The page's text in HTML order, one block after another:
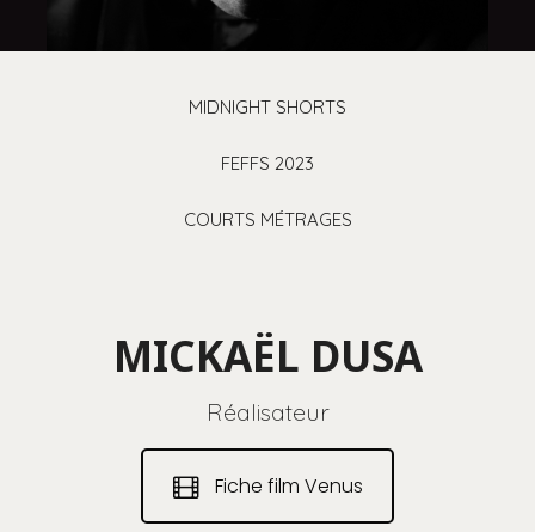
MIDNIGHT SHORTS
FEFFS 2023
COURTS MÉTRAGES
MICKAËL DUSA
Réalisateur
Fiche film Venus